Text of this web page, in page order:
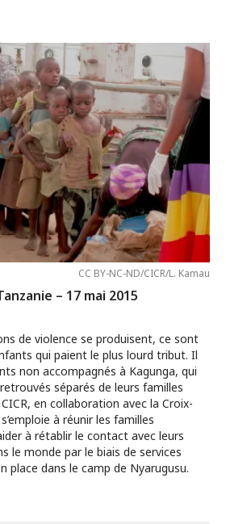
CC BY-NC-ND/CICR/L. Kamau
– 17 mai 2015
de violence se produisent, ce sont
qui paient le plus lourd tribut. Il
non accompagnés à Kagunga, qui
séparés de leurs familles
en collaboration avec la Croix-
à réunir les familles
à rétablir le contact avec leurs
le monde par le biais de services
place dans le camp de Nyarugusu.